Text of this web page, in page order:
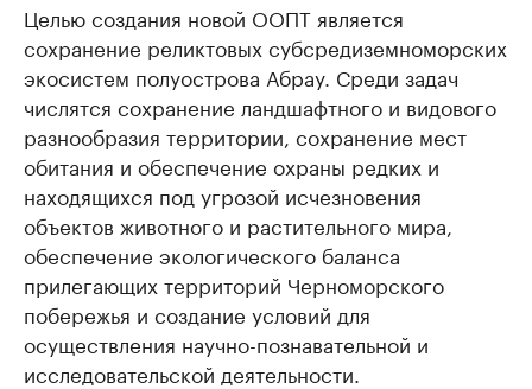
Целью создания новой ООПТ является
сохранение реликтовых субсредиземноморских
экосистем полуострова Абрау. Среди задач
числятся сохранение ландшафтного и видового
разнообразия территории, сохранение мест
обитания и обеспечение охраны редких и
находящихся под угрозой исчезновения
объектов животного и растительного мира,
обеспечение экологического баланса
прилегающих территорий Черноморского
побережья и создание условий для
осуществления научно-познавательной и
исследовательской деятельности.